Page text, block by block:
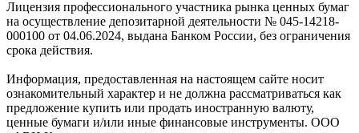
Лицензия профессионального участника рынка ценных бумаг
на осуществление депозитарной деятельности № 045-14218-
000100 от 04.06.2024, выдана Банком России, без ограничения
срока действия.
Информация, предоставленная на настоящем сайте носит
ознакомительный характер и не должна рассматриваться как
предложение купить или продать иностранную валюту,
ценные бумаги и/или иные финансовые инструменты. ООО